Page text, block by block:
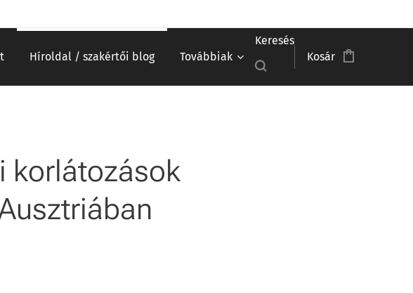
Híroldal / szakértői blog Továbbiak
Keresés
Kosár
korlátozások